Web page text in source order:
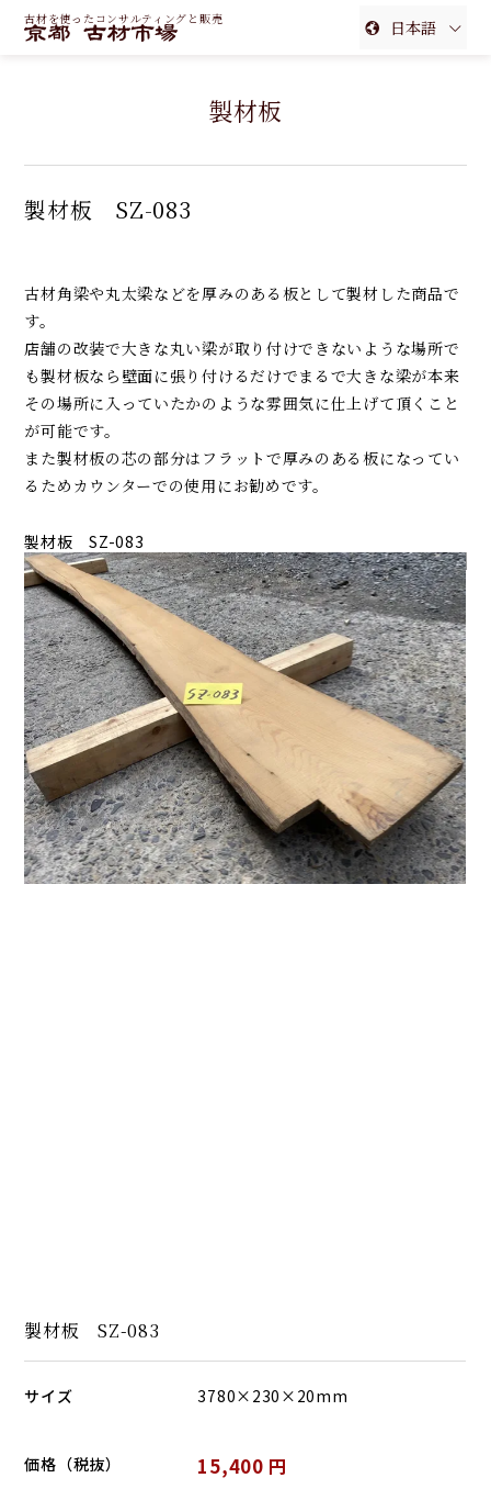
古材を使ったコンサルティングと販売
日本語
繁体中文
製材板
製材板 SZ-083
古材角梁や丸太梁などを厚みのある板として製材した商品で
す。
店舗の改装で大きな丸い梁が取り付けできないような場所で
も製材板なら壁面に張り付けるだけでまるで大きな梁が本来
その場所に入っていたかのような雰囲気に仕上げて頂くこと
が可能です。
また製材板の芯の部分はフラットで厚みのある板になってい
るためカウンターでの使用にお勧めです。
製材板 SZ-083
製材板 SZ-083
サイズ 3780×230×20mm
価格（税抜） 15,400 円